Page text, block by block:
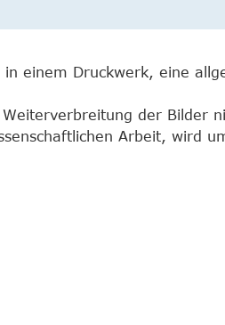
einem Druckwerk, eine
der Bilder
Arbeit, wird